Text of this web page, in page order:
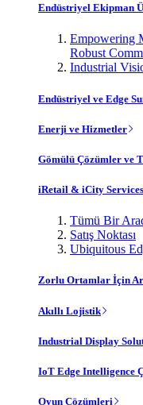
Endüstriyel Ekipman
Empowering
Robust
Industrial
Endüstriyel ve Edge
Enerji ve Hizmetler
Gömülü Çözümler ve
iRetail & iCity Services
Tümü Bir
Satış Noktası
Ubiquitous
Zorlu Ortamlar İçin
Akıllı Lojistik
Industrial Display
IoT Edge Intelligence
Oyun Çözümleri